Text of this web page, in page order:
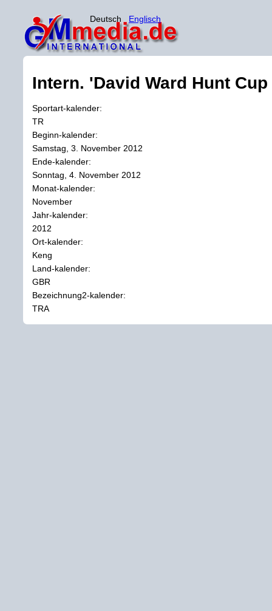
Deutsch Englisch
Intern. 'David Ward Hunt Cup
Sportart-kalender:
TR
Beginn-kalender:
Samstag, 3. November 2012
Ende-kalender:
Sonntag, 4. November 2012
Monat-kalender:
November
Jahr-kalender:
2012
Ort-kalender:
Keng
Land-kalender:
GBR
Bezeichnung2-kalender:
TRA